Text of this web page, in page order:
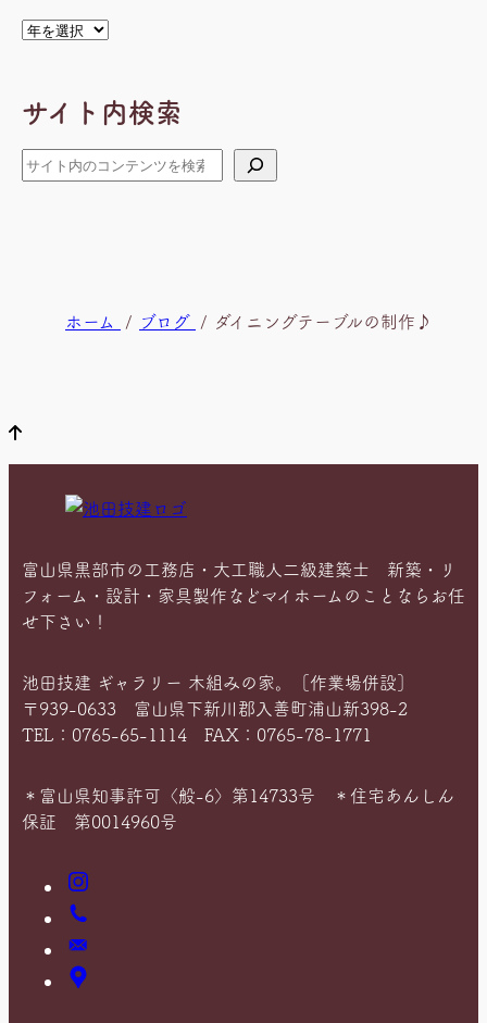
ア
イ
ブ
サイト内検索
検
索
ホーム ブログ ダイニングテーブルの制作♪
富山県黒部市の工務店・大工職人二級建築士 新築・リ
フォーム・設計・家具製作などマイホームのことならお任
せ下さい！
池田技建 ギャラリー 木組みの家。［作業場併設］
〒939-0633 富山県下新川郡入善町浦山新398-2
TEL：0765-65-1114 FAX：0765-78-1771
＊富山県知事許可〈般-6〉第14733号 ＊住宅あんしん
保証 第0014960号